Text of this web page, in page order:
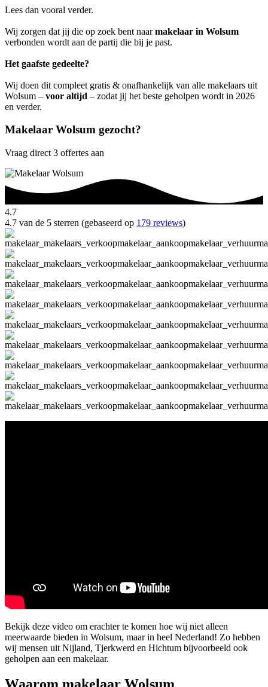
Lees dan vooral verder.
Wij zorgen dat jij die op zoek bent naarmakelaar in Wolsum
verbonden wordt aan de partij die bij je past.
Het gaafste gedeelte?
Wij doen dit compleet gratis & onafhankelijk van alle makelaars uit
Wolsum – voor altijd – zodat jij het beste geholpen wordt in 2026
en verder.
Makelaar Wolsum gezocht?
Vraag direct 3 offertes aan
4.7
4.7 van de 5 sterren (gebaseerd op 179 reviews)
Bekijk deze video om erachter te komen hoe wij niet alleen
meerwaarde bieden in Wolsum, maar in heel Nederland! Zo hebben
wij mensen uit Nijland, Tjerkwerd en Hichtum bijvoorbeeld ook
geholpen aan een makelaar.